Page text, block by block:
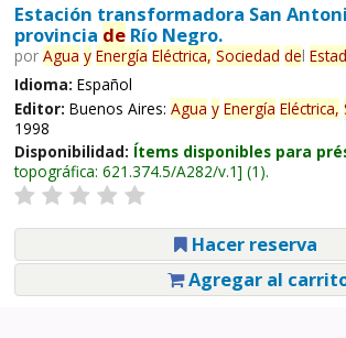
Estación transformadora San
provincia deRío Negro.
por Agua y Energía Eléctrica, Sociedad del
Idioma: Español
Editor: Buenos Aires: Agua y Energía Eléctrica,
1998
Disponibilidad: Ítems disponibles para
topográfica: 621.374.5/A282/v.1 (1).
Hacer reserva
Agregar al